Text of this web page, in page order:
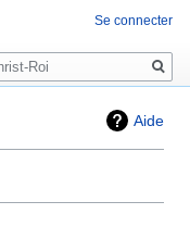
Aide
Se connecter